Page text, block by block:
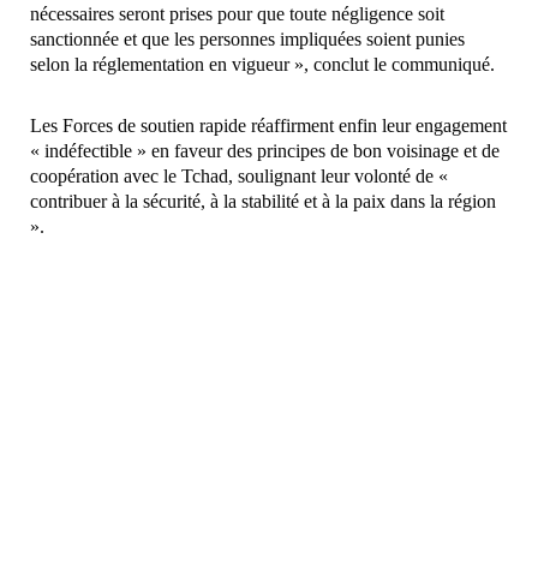
nécessaires seront prises pour que toute négligence soit
sanctionnée et que les personnes impliquées soient punies
selon la réglementation en vigueur », conclut le communiqué.
Les Forces de soutien rapide réaffirment enfin leur engagement
« indéfectible » en faveur des principes de bon voisinage et de
coopération avec le Tchad, soulignant leur volonté de «
contribuer à la sécurité, à la stabilité et à la paix dans la région
».